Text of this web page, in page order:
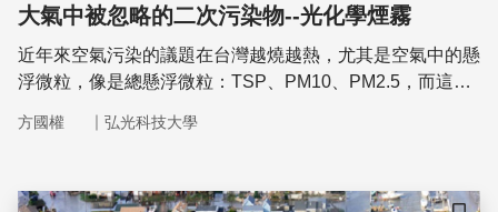
大氣中被忽略的二次污染物--光化學煙霧
近年來空氣污染的議題在台灣越燒越熱，尤其是空氣中的懸
浮微粒，像是總懸浮微粒：TSP、PM10、PM2.5，而這些
陽離子、氮氧化物、硫氧化物等，都會危害人體健康
方國權 ｜ 弘光科技大學